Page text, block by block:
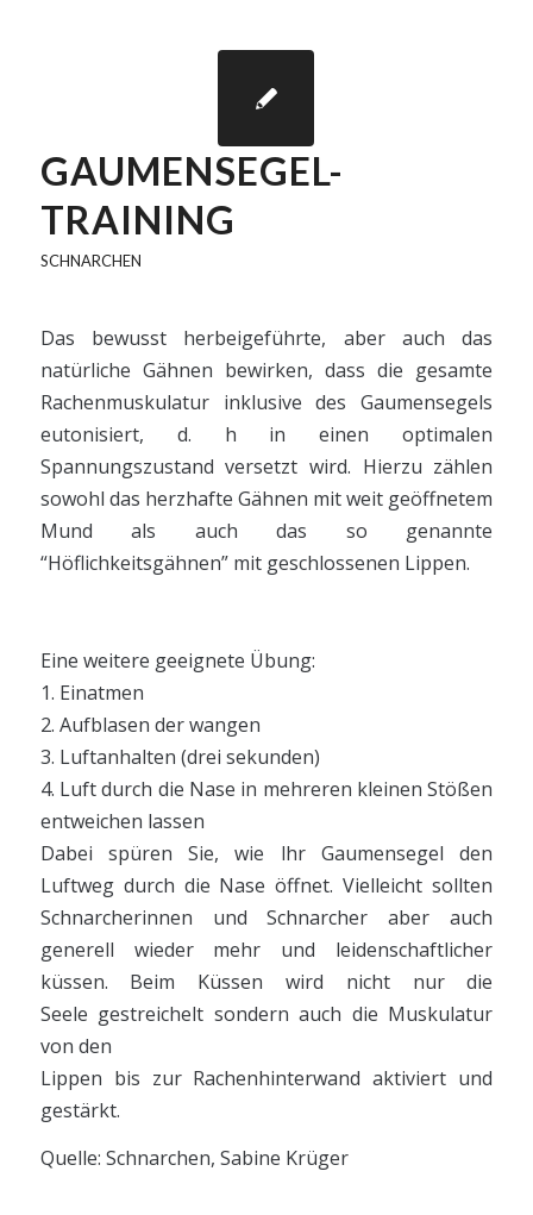
GAUMENSEGEL-
TRAINING
SCHNARCHEN
Das bewusst herbeigeführte, aber auch das
natürliche Gähnen bewirken, dass die gesamte
Rachenmuskulatur inklusive des Gaumensegels
eutonisiert, d. h in einen optimalen
Spannungszustand versetzt wird. Hierzu zählen
sowohl das herzhafte Gähnen mit weit geöffnetem
Mund als auch das so genannte
“Höflichkeitsgähnen” mit geschlossenen Lippen.
Eine weitere geeignete Übung:
1. Einatmen
2. Aufblasen der wangen
3. Luftanhalten (drei sekunden)
4. Luft durch die Nase in mehreren kleinen Stößen
entweichen lassen
Dabei spüren Sie, wie lhr Gaumensegel den
Luftweg durch die Nase öffnet. Vielleicht sollten
Schnarcherinnen und Schnarcher aber auch
generell wieder mehr und leidenschaftlicher
küssen. Beim Küssen wird nicht nur die
Seele gestreichelt sondern auch die Muskulatur
von den
Lippen bis zur Rachenhinterwand aktiviert und
gestärkt.
Quelle: Schnarchen, Sabine Krüger